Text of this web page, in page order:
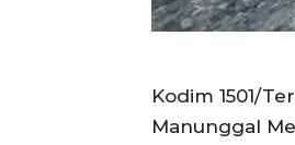
Kodim 1501/
Manunggal